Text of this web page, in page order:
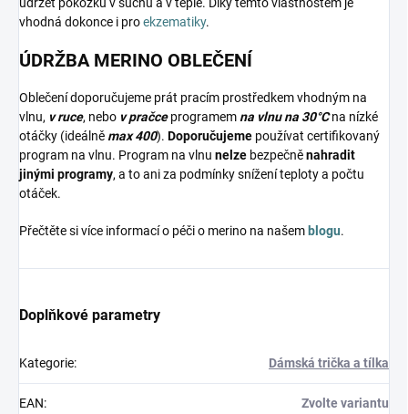
udržet pokožku v suchu a v teple. Díky těmto vlastnostem je
vhodná dokonce i proekzematiky.
ÚDRŽBA MERINO OBLEČENÍ
Oblečení doporučujeme prát pracím prostředkem vhodným na
vlnu, v ruce, nebo v pračceprogramemna vlnu na 30°Cna nízké
otáčky (ideálněmax 400). Doporučujeme používat certifikovaný
program na vlnu. Program na vlnu nelze bezpečněnahradit
jinými programy, a to ani za podmínky snížení teploty a počtu
otáček.
Přečtěte si více informací o péči o merino na našem blogu.
Doplňkové parametry
Kategorie: Dámská trička a tílka
EAN: Zvolte variantu